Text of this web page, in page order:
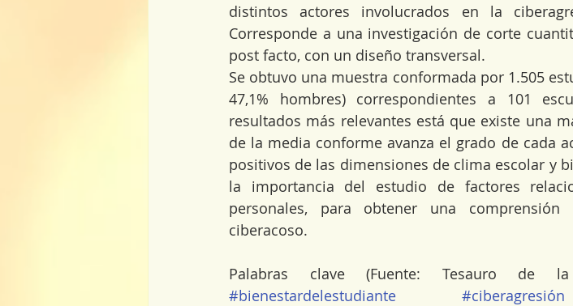
distintos actores involucrados en la
Corresponde a una investigación de corte
post facto, con un diseño transversal.
Se obtuvo una muestra conformada por 1.505
47,1% hombres) correspondientes a 101
resultados más relevantes está que existe una
de la media conforme avanza el grado de cada
positivos de las dimensiones de clima escolar y
la importancia del estudio de factores
personales, para obtener una
ciberacoso.
Palabras clave (Fuente: Tesauro de
#bienestardelestudiante
#ciberagresión